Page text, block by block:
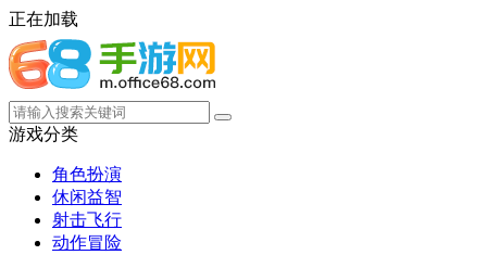
正在加载
游戏分类
角色扮演
休闲益智
射击飞行
动作冒险